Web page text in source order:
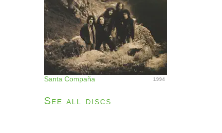
Santa Compaña 1994
See all discs